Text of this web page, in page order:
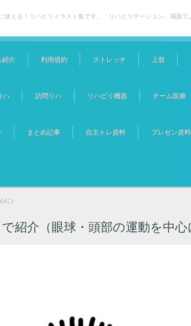
使える！リハビリイラスト集です。「リハビリテーション」場面で
紹介 利用規約 ストレッチ 上肢
ハ 訪問リハ リハビリ機器 チーム医療
まとめ記事 自主トレ資料 プレゼン資料
に）
紹介（眼球・頭部の運動を中心